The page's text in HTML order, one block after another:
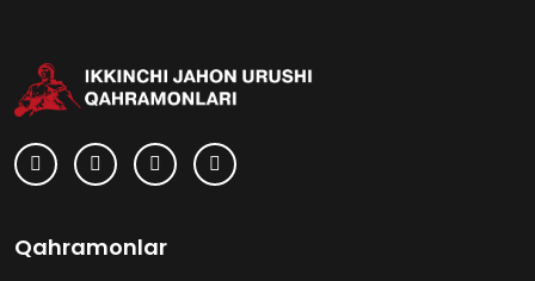
Qahramonlar